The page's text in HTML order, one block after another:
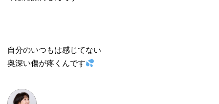
自分のいつもは感じてない
奥深い傷が疼くんです